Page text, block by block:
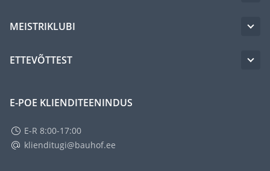
MEISTRIKLUBI
ETTEVÕTTEST
E-POE KLIENDITEENINDUS
E-R 8:00-17:00
klienditugi@bauhof.ee